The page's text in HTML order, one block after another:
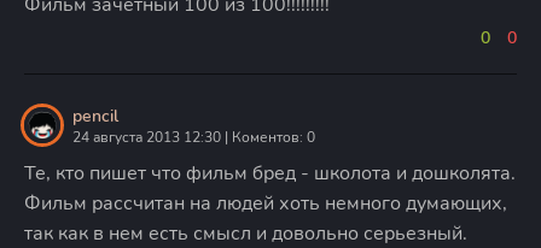
0 0
pencil
24 августа 2013 12:30 | Коментов: 0
Те, кто пишет что фильм бред - школота и дошколята.
Фильм рассчитан на людей хоть немного думающих,
так как в нем есть смысл и довольно серьезный.